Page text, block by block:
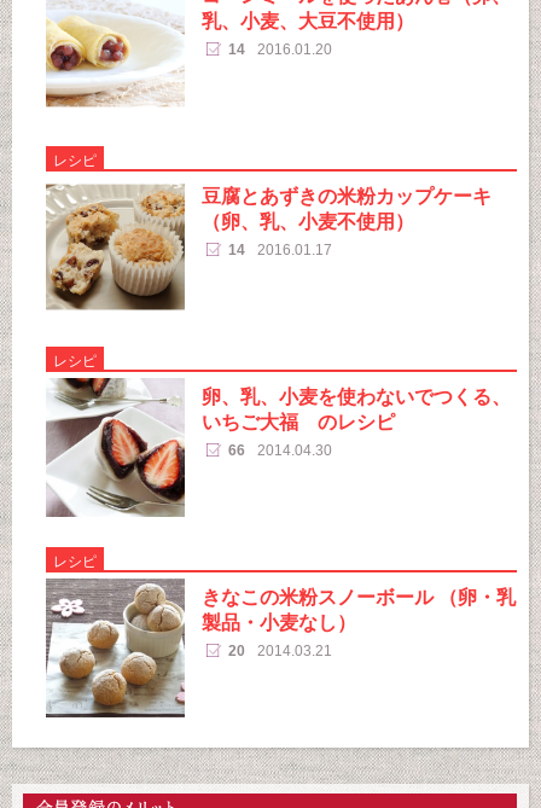
乳、小麦、大豆不使用）
14 2016.01.20
レシピ
豆腐とあずきの米粉カップケーキ
（卵、乳、小麦不使用）
14 2016.01.17
レシピ
卵、乳、小麦を使わないでつくる、
いちご大福 のレシピ
66 2014.04.30
レシピ
きなこの米粉スノーボール （卵・乳
製品・小麦なし）
20 2014.03.21